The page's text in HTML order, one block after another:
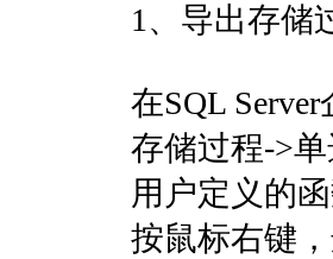
1、导出存储
在SQL
存储过程->
用户定义的
按鼠标右键